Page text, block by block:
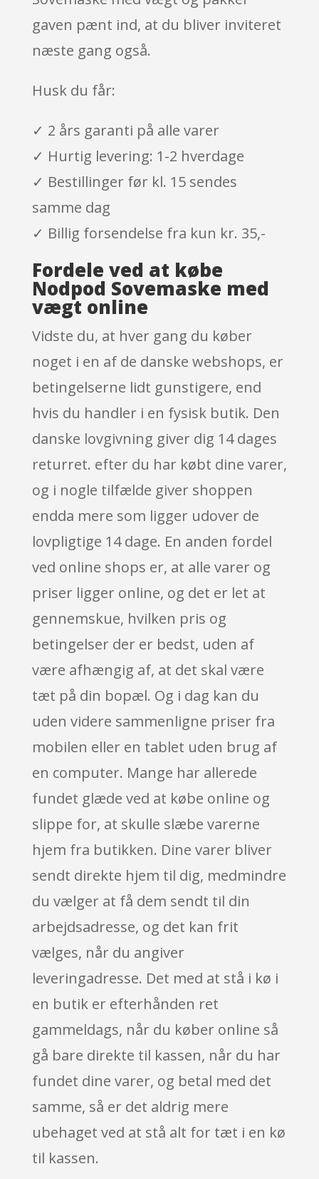
gaven pænt ind, at du bliver inviteret
næste gang også.
Husk du får:
✓ 2 års garanti på alle varer
✓ Hurtig levering: 1-2 hverdage
✓ Bestillinger før kl. 15 sendes
samme dag
✓ Billig forsendelse fra kun kr. 35,-
Fordele ved at købe
Nodpod Sovemaske med
vægt online
Vidste du, at hver gang du køber
noget i en af de danske webshops, er
betingelserne lidt gunstigere, end
hvis du handler i en fysisk butik. Den
danske lovgivning giver dig 14 dages
returret. efter du har købt dine varer,
og i nogle tilfælde giver shoppen
endda mere som ligger udover de
lovpligtige 14 dage. En anden fordel
ved online shops er, at alle varer og
priser ligger online, og det er let at
gennemskue, hvilken pris og
betingelser der er bedst, uden af
være afhængig af, at det skal være
tæt på din bopæl. Og i dag kan du
uden videre sammenligne priser fra
mobilen eller en tablet uden brug af
en computer. Mange har allerede
fundet glæde ved at købe online og
slippe for, at skulle slæbe varerne
hjem fra butikken. Dine varer bliver
sendt direkte hjem til dig, medmindre
du vælger at få dem sendt til din
arbejdsadresse, og det kan frit
vælges, når du angiver
leveringadresse. Det med at stå i kø i
en butik er efterhånden ret
gammeldags, når du køber online så
gå bare direkte til kassen, når du har
fundet dine varer, og betal med det
samme, så er det aldrig mere
ubehaget ved at stå alt for tæt i en kø
til kassen.